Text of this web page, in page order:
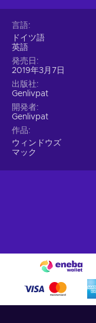
言語
ドイツ語
英語
発売日
2019年3月7日
出版社
Genlivpat
開発者
Genlivpat
作品
ウィンドウズ
マック